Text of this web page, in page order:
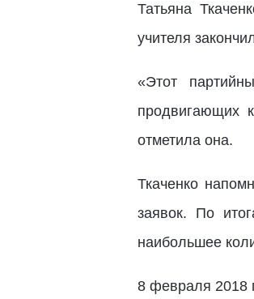
Татьяна
учителя
«Этот
продвигающих
отметила она.
Ткаченко
заявок. По
наибольшее
8 февраля 2018